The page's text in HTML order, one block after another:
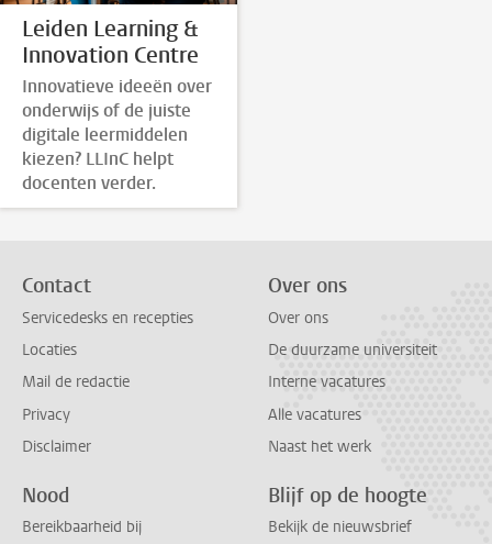
Leiden Learning &
Innovation Centre
Innovatieve ideeën over
onderwijs of de juiste
digitale leermiddelen
kiezen? LLInC helpt
docenten verder.
Contact
Servicedesks en recepties
Locaties
Mail de redactie
Privacy
Disclaimer
Over ons
Over ons
De duurzame universiteit
Interne vacatures
Alle vacatures
Naast het werk
Nood
Bereikbaarheid bij
Blijf op de hoogte
Bekijk de nieuwsbrief